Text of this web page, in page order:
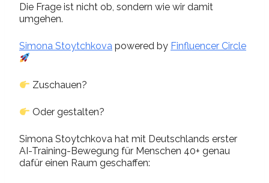
Die Frage ist nicht ob, sondern wie wir damit
umgehen.
Simona Stoytchkova powered by Finfluencer Circle
Zuschauen?
Oder gestalten?
Simona Stoytchkova hat mit Deutschlands erster
AI-Training-Bewegung für Menschen 40+ genau
dafür einen Raum geschaffen: